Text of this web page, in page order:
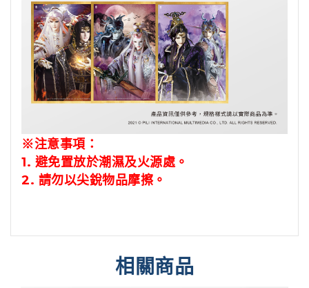
※注意事項：
1. 避免置放於潮濕及火源處。
2. 請勿以尖銳物品摩擦。
相關商品